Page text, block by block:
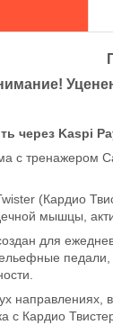
через Kaspi
с тренажером
(Кардио
мышцы,
для
направлениях,
с Кардио